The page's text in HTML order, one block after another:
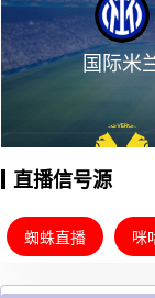
国际米
维罗纳
直播信号源
蜘蛛直播 咪